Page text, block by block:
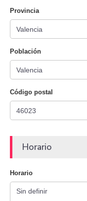
Provincia
Población
Código postal
Horario
Horario